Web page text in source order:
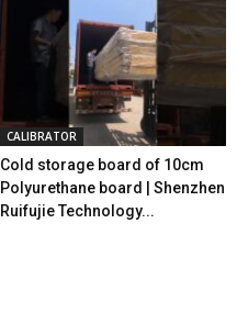
CALIBRATOR
Cold storage board of 10cm
Polyurethane board | Shenzhen
Ruifujie Technology...